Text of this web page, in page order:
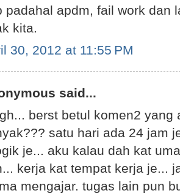
padahal apdm, fail work dan
kita.
30, 2012 at 11:55 PM
said...
berst betul komen2
satu hari ada 24 jam
je... aku kalau dah kat
kerja kat tempat kerja je...
mengajar. tugas lain pun